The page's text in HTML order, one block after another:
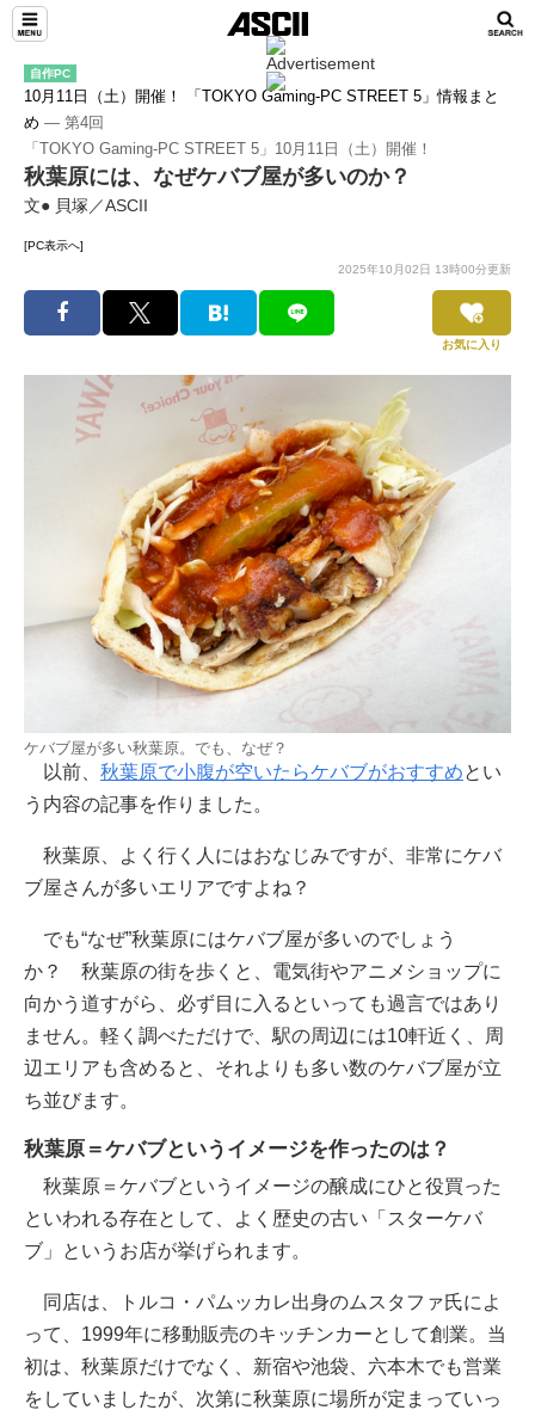
自作PC
10月11日（土）開催！ 「TOKYO Gaming-PC STREET 5」情報まと
め ― 第4回
「TOKYO Gaming-PC STREET 5」10月11日（土）開催！
秋葉原には、なぜケバブ屋が多いのか？
文● 貝塚／ASCII
[PC表示へ]
2025年10月02日 13時00分更新
お気に入り
ケバブ屋が多い秋葉原。でも、なぜ？
以前、 秋葉原で小腹が空いたらケバブがおすすめとい
う内容の記事を作りました。
秋葉原、よく行く人にはおなじみですが、非常にケバ
ブ屋さんが多いエリアですよね？
でも“なぜ”秋葉原にはケバブ屋が多いのでしょう
か？ 秋葉原の街を歩くと、電気街やアニメショップに
向かう道すがら、必ず目に入るといっても過言ではあり
ません。軽く調べただけで、駅の周辺には10軒近く、周
辺エリアも含めると、それよりも多い数のケバブ屋が立
ち並びます。
秋葉原＝ケバブというイメージを作ったのは？
秋葉原＝ケバブというイメージの醸成にひと役買った
といわれる存在として、よく歴史の古い「スターケバ
ブ」というお店が挙げられます。
同店は、トルコ・パムッカレ出身のムスタファ氏によ
って、1999年に移動販売のキッチンカーとして創業。当
初は、秋葉原だけでなく、新宿や池袋、六本木でも営業
をしていましたが、次第に秋葉原に場所が定まっていっ